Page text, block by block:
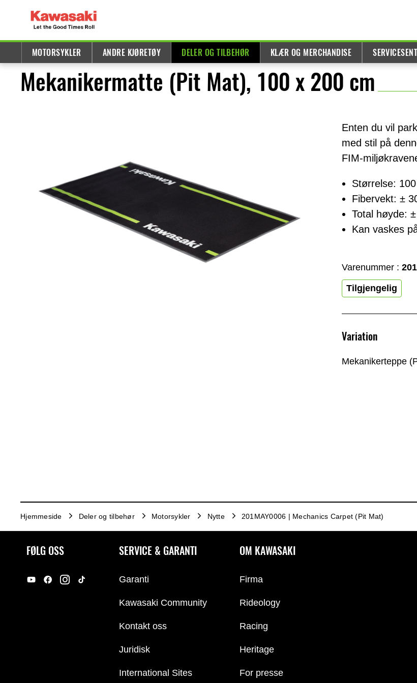
MOTORSYKLER ANDRE KJØRETØY DELER OG TILBEHØR KLÆR OG MERCHANDISE
Mekanikermatte (Pit Mat), 100 x 200 cm
Enten du vil
med stil på
FIM-
Størrelse:
Fibervekt: ±
Total høyde:
Kan vaskes
Varenummer :
Tilgjengelig
Variation
Mekanikerteppe
Hjemmeside Deler og tilbehør Motorsykler Nytte 201MAY0006 | Mechanics Carpet (Pit Mat)
FØLG OSS SERVICE & GARANTI
Garanti
Kawasaki Community
Kontakt oss
Juridisk
International Sites
OM KAWASAKI
Firma
Rideology
Racing
Heritage
For presse